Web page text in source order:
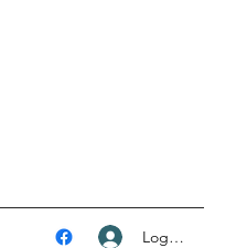
Logg inn